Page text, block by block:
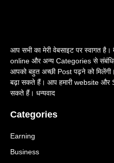
आप सभी का मेरी वेबसाइट पर स्वागत
online और अन्य Categories से
आपको बहुत अच्छी Post पढ़ने को
बढ़ा सकते हैं। आप हमारी website
सकते हैं। धन्यवाद
Categories
Earning
Business